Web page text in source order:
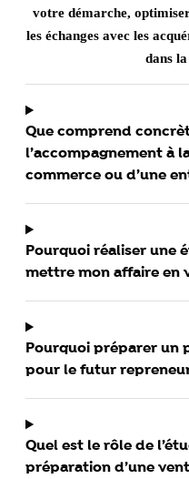
votre démarche,
les échanges avec les
dans
Que comprend
l’accompagnement à
commerce ou d’une
Pourquoi réaliser une
mettre mon affaire en
Pourquoi préparer un
pour le futur
Quel est le rôle de
préparation d’une